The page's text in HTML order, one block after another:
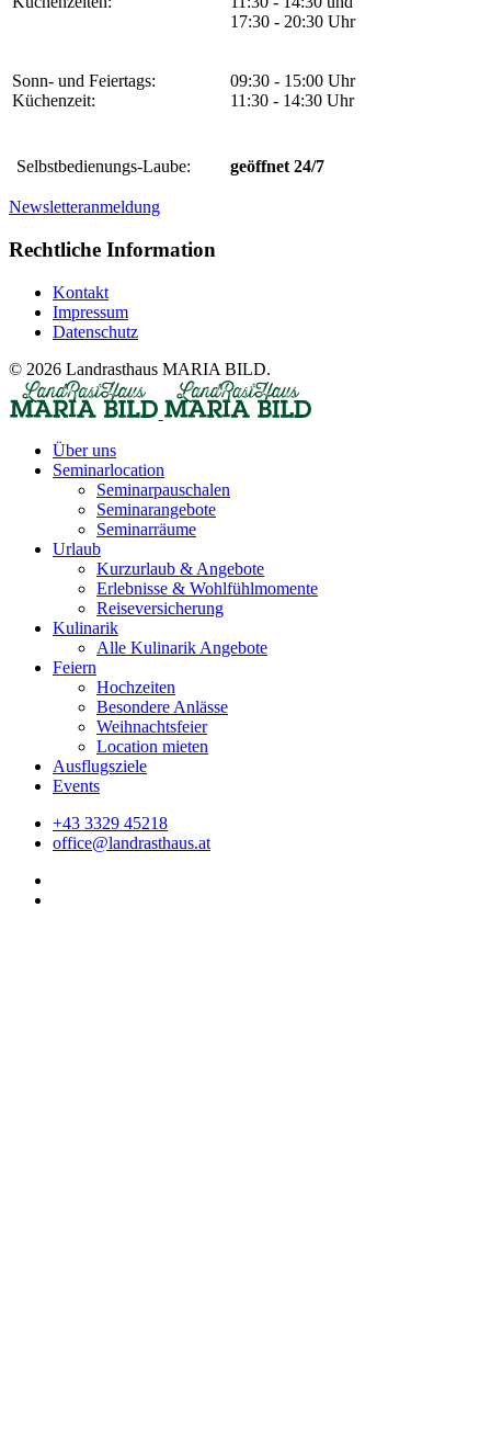
17:30 - 20:30 Uhr
Sonn- und Feiertags:
Küchenzeit:
09:30 - 15:00 Uhr
11:30 - 14:30 Uhr
Selbstbedienungs-Laube: geöffnet 24/7
Newsletteranmeldung
Rechtliche Information
Kontakt
Impressum
Datenschutz
© 2026 Landrasthaus MARIA BILD.
Über uns
Seminarlocation
Seminarpauschalen
Seminarangebote
Seminarräume
Urlaub
Kurzurlaub & Angebote
Erlebnisse & Wohlfühlmomente
Reiseversicherung
Kulinarik
Alle Kulinarik Angebote
Feiern
Hochzeiten
Besondere Anlässe
Weihnachtsfeier
Location mieten
Ausflugsziele
Events
+43 3329 45218
office@landrasthaus.at